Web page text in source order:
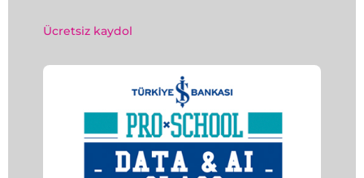
Ücretsiz kaydol